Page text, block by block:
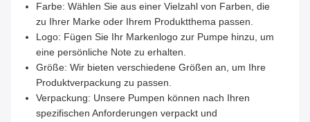
Farbe: Wählen Sie aus einer Vielzahl von Farben, die
zu Ihrer Marke oder Ihrem Produktthema passen.
Logo: Fügen Sie Ihr Markenlogo zur Pumpe hinzu, um
eine persönliche Note zu erhalten.
Größe: Wir bieten verschiedene Größen an, um Ihre
Produktverpackung zu passen.
Verpackung: Unsere Pumpen können nach Ihren
spezifischen Anforderungen verpackt und